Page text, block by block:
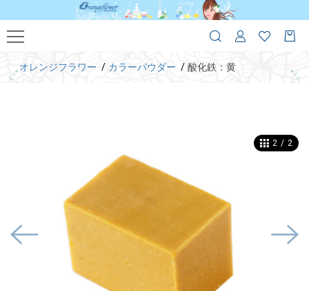
オレンジフラワー カラーパウダー 酸化鉄：黄
2 / 2